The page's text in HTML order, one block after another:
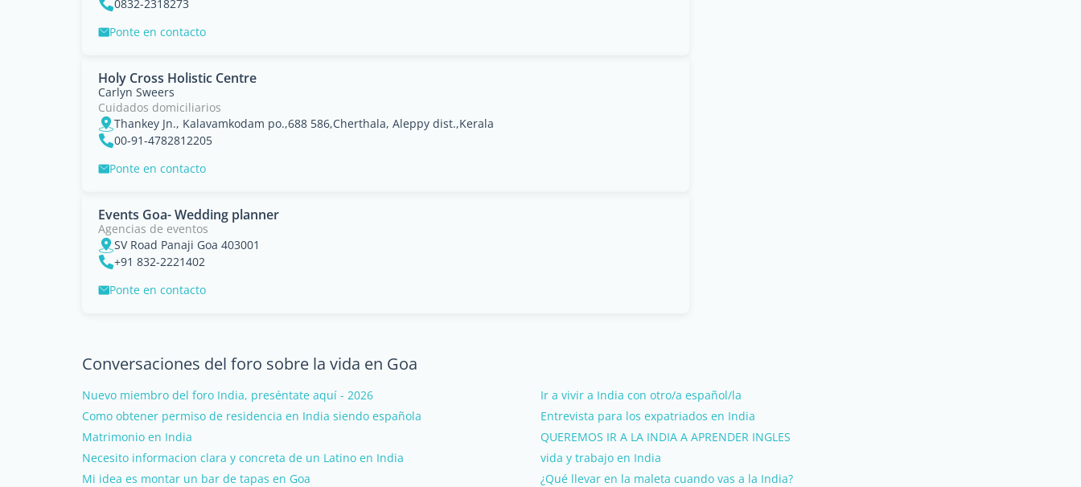
0832-2318273
Ponte en contacto
Holy Cross Holistic Centre
Carlyn Sweers
Cuidados domiciliarios
Thankey Jn., Kalavamkodam po.,688 586,Cherthala, Aleppy dist.,Kerala
00-91-4782812205
Ponte en contacto
Events Goa- Wedding planner
Agencias de eventos
SV Road Panaji Goa 403001
+91 832-2221402
Ponte en contacto
Conversaciones del foro sobre la vida en Goa
Nuevo miembro del foro India, preséntate aquí - 2026
Ir a vivir a India con otro/a español/la
Como obtener permiso de residencia en India siendo española
Entrevista para los expatriados en India
Matrimonio en India
QUEREMOS IR A LA INDIA A APRENDER INGLES
Necesito informacion clara y concreta de un Latino en India
vida y trabajo en India
Mi idea es montar un bar de tapas en Goa
¿Qué llevar en la maleta cuando vas a la India?